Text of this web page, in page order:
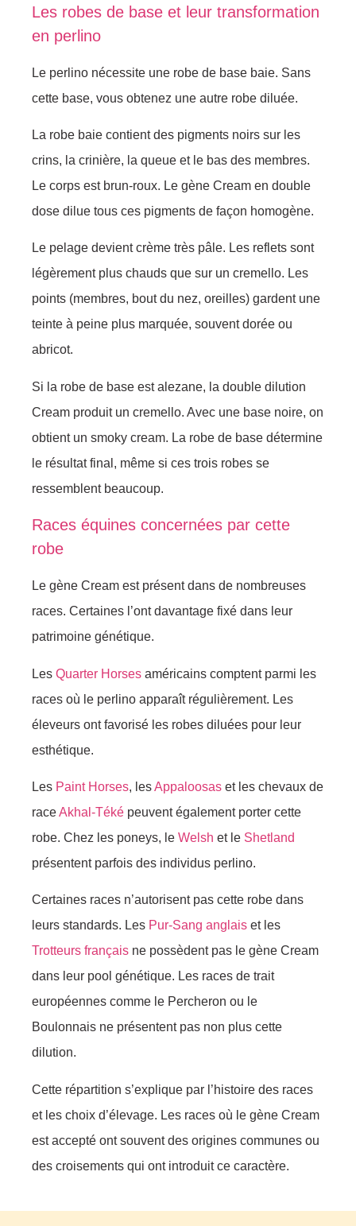
Les robes de base et leur transformation
en perlino
Le perlino nécessite une robe de base baie. Sans
cette base, vous obtenez une autre robe diluée.
La robe baie contient des pigments noirs sur les
crins, la crinière, la queue et le bas des membres.
Le corps est brun-roux. Le gène Cream en double
dose dilue tous ces pigments de façon homogène.
Le pelage devient crème très pâle. Les reflets sont
légèrement plus chauds que sur un cremello. Les
points (membres, bout du nez, oreilles) gardent une
teinte à peine plus marquée, souvent dorée ou
abricot.
Si la robe de base est alezane, la double dilution
Cream produit un cremello. Avec une base noire, on
obtient un smoky cream. La robe de base détermine
le résultat final, même si ces trois robes se
ressemblent beaucoup.
Races équines concernées par cette
robe
Le gène Cream est présent dans de nombreuses
races. Certaines l’ont davantage fixé dans leur
patrimoine génétique.
Les Quarter Horses américains comptent parmi les
races où le perlino apparaît régulièrement. Les
éleveurs ont favorisé les robes diluées pour leur
esthétique.
Les Paint Horses, lesAppaloosas et les chevaux de
raceAkhal-Téké peuvent également porter cette
robe. Chez les poneys, le Welsh et le Shetland
présentent parfois des individus perlino.
Certaines races n’autorisent pas cette robe dans
leurs standards. Les Pur-Sang anglais et les
Trotteurs français ne possèdent pas le gène Cream
dans leur pool génétique. Les races de trait
européennes comme le Percheron ou le
Boulonnais ne présentent pas non plus cette
dilution.
Cette répartition s’explique par l’histoire des races
et les choix d’élevage. Les races où le gène Cream
est accepté ont souvent des origines communes ou
des croisements qui ont introduit ce caractère.